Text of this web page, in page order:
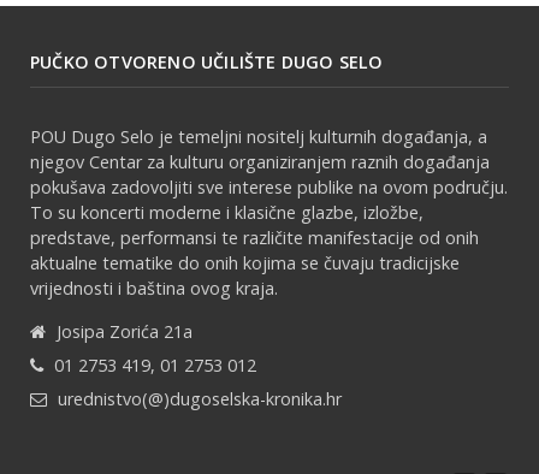
PUČKO OTVORENO UČILIŠTE DUGO SELO
POU Dugo Selo je temeljni nositelj kulturnih događanja, a
njegov Centar za kulturu organiziranjem raznih događanja
pokušava zadovoljiti sve interese publike na ovom području.
To su koncerti moderne i klasične glazbe, izložbe,
predstave, performansi te različite manifestacije od onih
aktualne tematike do onih kojima se čuvaju tradicijske
vrijednosti i baština ovog kraja.
Josipa Zorića 21a
01 2753 419, 01 2753 012
urednistvo(@)dugoselska-kronika.hr